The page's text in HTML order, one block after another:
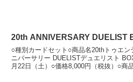
20th ANNIVERSARY DUELIST
○種別カードセット○商品名20thトゥエ
ニバーサリー DUELISTデュエリスト
月22日（土）○価格8,000円（税抜）○商